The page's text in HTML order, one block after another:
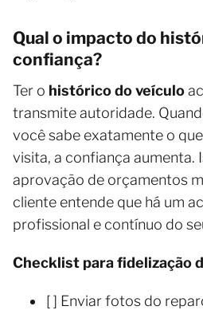
Qual o impacto do
confiança?
Ter o histórico do veículo
transmite autoridade.
você sabe exatamente o
visita, a confiança aumenta.
aprovação de orçamentos
cliente entende que há um
profissional e contínuo do
Checklist para fidelização
[ ] Enviar fotos do